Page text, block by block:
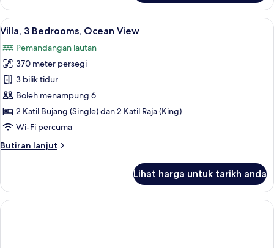
2
Bedrooms,
Ocean
Lihat
semua
foto
untuk
Villa,
3
Bedrooms,
Ocean
Villa, 3 Bedrooms, Ocean View |
6
Villa, 3 Bedrooms, Ocean View
Pemandangan lautan
370 meter persegi
3 bilik tidur
Boleh menampung 6
2 Katil Bujang (Single) dan 2 Katil Raja (King)
Wi-Fi percuma
Butiran lanjut
Butiran
3
Bedrooms,
Ocean
Lihat harga untuk tarikh anda